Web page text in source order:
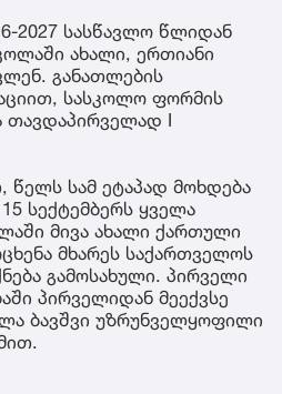
2027 სასწავლო წლიდან
ახალი, ერთიანი
განათლების
სასკოლო ფორმის
თავდაპირველად I
წელს სამ ეტაპად მოხდება
სექტემბერს ყველა
მივა ახალი ქართული
მხარეს საქართველოს
გამოსახული. პირველი
პირველიდან მეექვსე
ბავშვი უზრუნველყოფილი